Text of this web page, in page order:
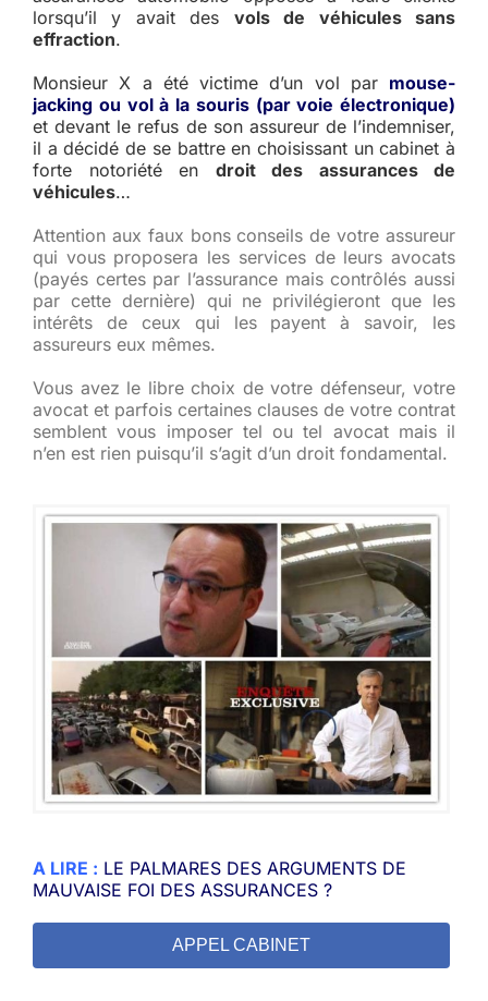
lorsqu’il y avait des vols de véhicules sans
effraction.
Monsieur X a été victime d’un vol par mouse-
jacking ou vol à la souris (par voie électronique)
et devant le refus de son assureur de l’indemniser,
il a décidé de se battre en choisissant un cabinet à
forte notoriété en droit des assurances de
véhicules…
Attention aux faux bons conseils de votre assureur
qui vous proposera les services de leurs avocats
(payés certes par l’assurance mais contrôlés aussi
par cette dernière) qui ne privilégieront que les
intérêts de ceux qui les payent à savoir, les
assureurs eux mêmes.
Vous avez le libre choix de votre défenseur, votre
avocat et parfois certaines clauses de votre contrat
semblent vous imposer tel ou tel avocat mais il
n’en est rien puisqu’il s’agit d’un droit fondamental.
A LIRE : LE PALMARES DES ARGUMENTS DE
MAUVAISE FOI DES ASSURANCES ?
APPEL CABINET